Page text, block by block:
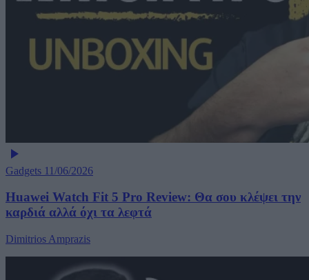
Gadgets 11/06/2026
Huawei Watch Fit 5 Pro Review: Θα σου κλέψει την
καρδιά αλλά όχι τα λεφτά
Dimitrios Amprazis